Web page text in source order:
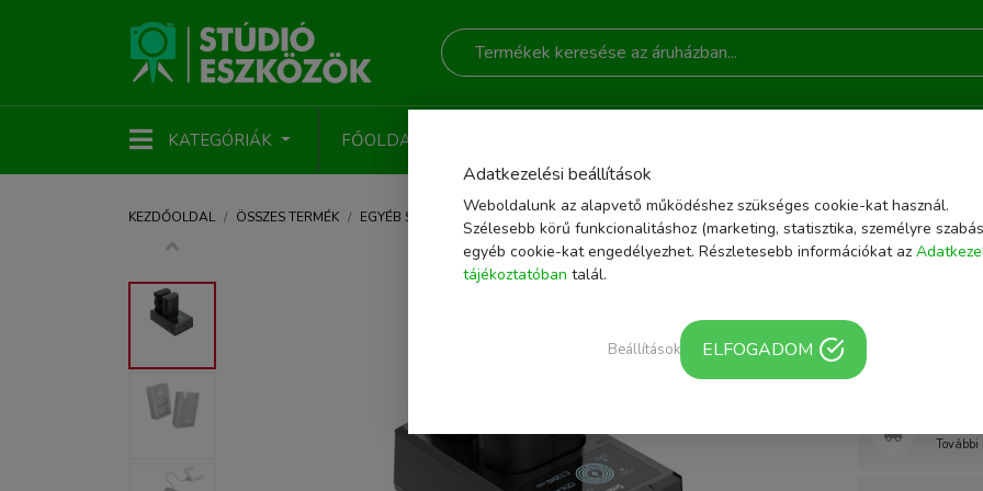
KATEGÓRIÁK FŐOLDAL
KEZDŐOLDAL ÖSSZES TERMÉK EGYÉB STÚDIÓTARTOZÉKOK AKKUMULÁTOROK SMALLRIG LP-E6NH AKKU ÉS AKKUTÖLTŐ
Cikkszám: SR-3821
További
Adatkezelési beállítások
Weboldalunk az alapvető működéshez szükséges cookie-kat használ.
Szélesebb körű funkcionalitáshoz (marketing, statisztika, személyre
egyéb cookie-kat engedélyezhet. Részletesebb információkat az
tájékoztatóban talál.
Beállítások ELFOGADOM